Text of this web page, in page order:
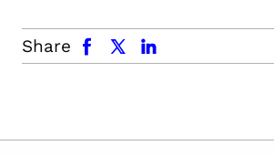
Share
facebook x.com linkedin